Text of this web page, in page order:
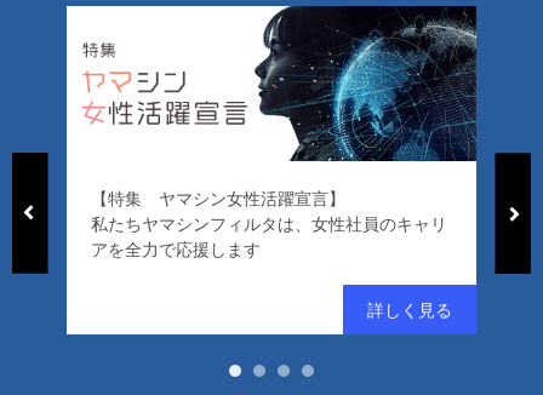
【特集 ヤマシン女性活躍宣言】
私たちヤマシンフィルタは、女性社員のキャリ
アを全力で応援します